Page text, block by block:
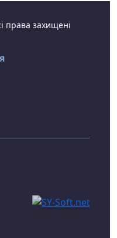
права захищені